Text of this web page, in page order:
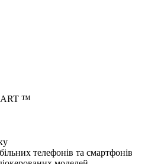
телефонів та смартфонів